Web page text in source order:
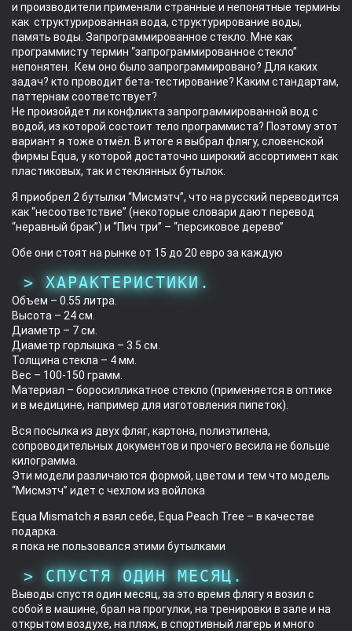
и производители применяли странные и непонятные термины
как структурированная вода, структурирование воды,
память воды. Запрограммированное стекло. Мне как
программисту термин “запрограммированное стекло”
непонятен. Кем оно было запрограммировано? Для каких
задач? кто проводит бета-тестирование? Каким стандартам,
паттернам соответствует?
Не произойдет ли конфликта запрограммированной вод с
водой, из которой состоит тело программиста? Поэтому этот
вариант я тоже отмёл. В итоге я выбрал флягу, словенской
фирмы Equa, у которой достаточно широкий ассортимент как
пластиковых, так и стеклянных бутылок.
Я приобрел 2 бутылки “Мисмэтч”, что на русский переводится
как “несоответствие” (некоторые словари дают перевод
“неравный брак”) и “Пич три” – “персиковое дерево”
Обе они стоят на рынке от 15 до 20 евро за каждую
ХАРАКТЕРИСТИКИ.
Объем – 0.55 литра.
Высота – 24 см.
Диаметр – 7 см.
Диаметр горлышка – 3.5 см.
Толщина стекла – 4 мм.
Вес – 100-150 грамм.
Материал – боросилликатное стекло (применяется в оптике
и в медицине, например для изготовления пипеток).
Вся посылка из двух фляг, картона, полиэтилена,
сопроводительных документов и прочего весила не больше
килограмма.
Эти модели различаются формой, цветом и тем что модель
“Мисмэтч” идет с чехлом из войлока
Equa Mismatch я взял себе, Equa Peach Tree – в качестве
подарка.
я пока не пользовался этими бутылками
СПУСТЯ ОДИН МЕСЯЦ.
Выводы спустя один месяц, за это время флягу я возил с
собой в машине, брал на прогулки, на тренировки в зале и на
открытом воздухе, на пляж, в спортивный лагерь и много